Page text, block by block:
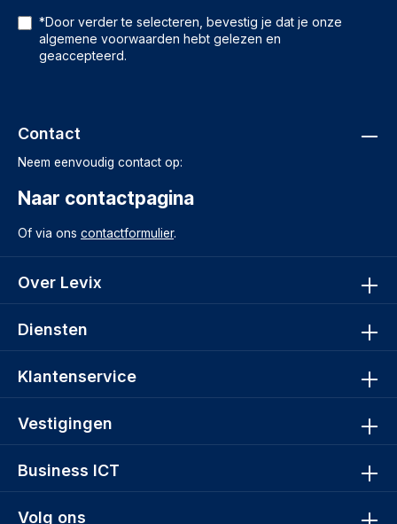
*Door verder te selecteren, bevestig je dat je onze
algemene voorwaarden hebt gelezen en
geaccepteerd.
Volg ons
Contact
Neem eenvoudig contact op:
Naar contactpagina
Of via ons contactformulier.
Over Levix
Diensten
Klantenservice
Vestigingen
Business ICT